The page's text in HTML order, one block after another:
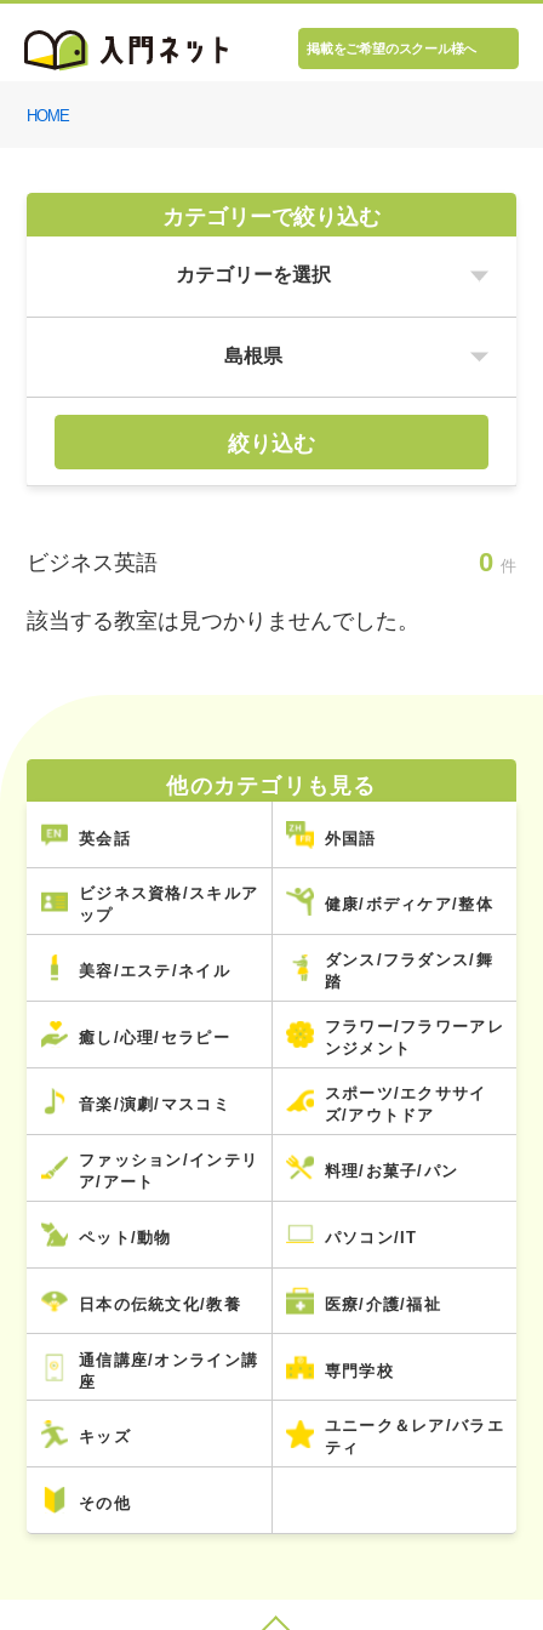
掲載をご希望のスクール様へ
HOME
カテゴリーで絞り込む
絞り込む
ビジネス英語 0 件
該当する教室は見つかりませんでした。
他のカテゴリも見る
英会話 外国語
ビジネス資格/スキルア
ップ
健康/ボディケア/整体
美容/エステ/ネイル
ダンス/フラダンス/舞
踏
癒し/心理/セラピー
フラワー/フラワーアレ
ンジメント
音楽/演劇/マスコミ
スポーツ/エクササイ
ズ/アウトドア
ファッション/インテリ
ア/アート
料理/お菓子/パン
ペット/動物 パソコン/IT
日本の伝統文化/教養 医療/介護/福祉
通信講座/オンライン講
座
専門学校
キッズ
ユニーク＆レア/バラエ
ティ
その他